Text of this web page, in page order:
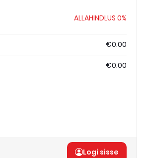
ALLAHINDLUS 0%
€0.00
€0.00
Logi sisse